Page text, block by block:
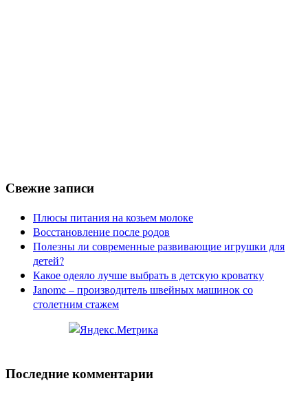
Свежие записи
Плюсы питания на козьем молоке
Восстановление после родов
Полезны ли современные развивающие игрушки для
детей?
Какое одеяло лучше выбрать в детскую кроватку
Janome – производитель швейных машинок со
столетним стажем
Последние комментарии